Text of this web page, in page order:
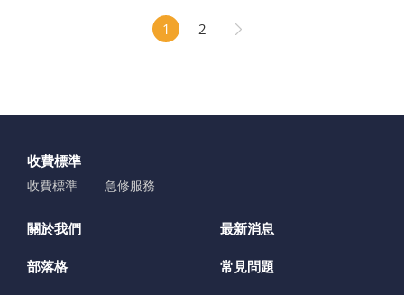
1 2
收費標準
收費標準 急修服務
關於我們 最新消息
部落格 常見問題